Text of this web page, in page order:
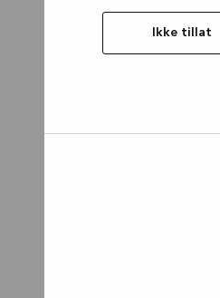
Ikke tillat